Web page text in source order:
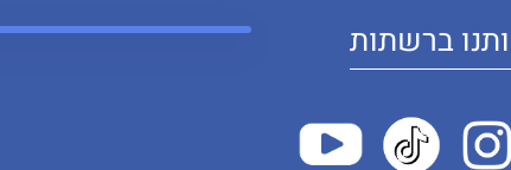
ברשתות